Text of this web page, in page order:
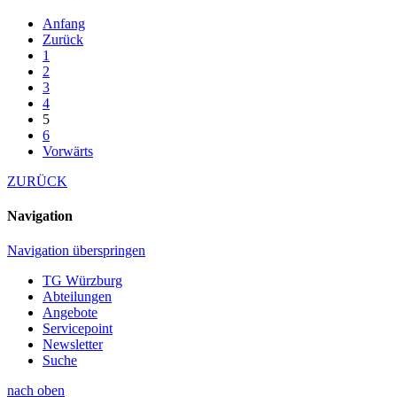
Anfang
Zurück
1
2
3
4
5
6
Vorwärts
ZURÜCK
Navigation
Navigation überspringen
TG Würzburg
Abteilungen
Angebote
Servicepoint
Newsletter
Suche
nach oben